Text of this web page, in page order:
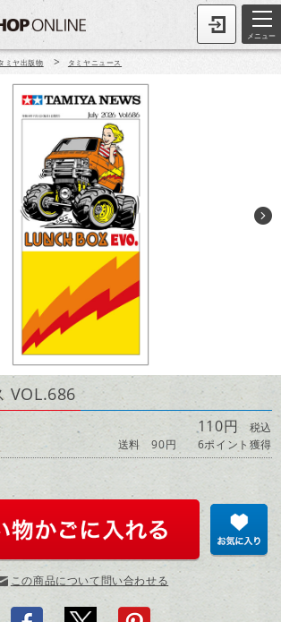
メニュー
ミヤ出版物 > タミヤニュース
VOL.686
110円 税込
送料 90円
6ポイント獲得
この商品について問い合わせる